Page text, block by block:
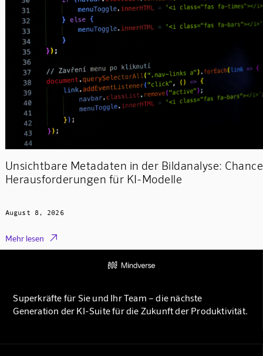
Unsichtbare Metadaten in der Bildanalyse:
Herausforderungen für KI-Modelle
August 8, 2026
Mehr lesen 
Superkräfte für Sie und Ihr Team – die nächste
Generation der KI-Suite für die Zukunft der Produktivität.